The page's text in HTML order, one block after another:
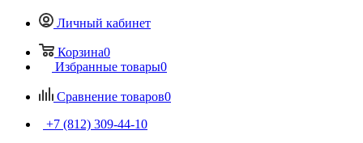
Личный кабинет
Корзина0
Избранные товары0
Сравнение товаров0
+7 (812) 309-44-10